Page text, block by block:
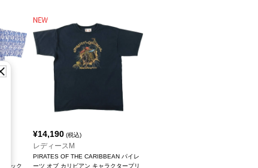
ィック
¥14,190 (税込)
レディースM
PIRATES OF THE CARIBBEAN パイレ
ーツ オブ カリビアン キャラクタープリ